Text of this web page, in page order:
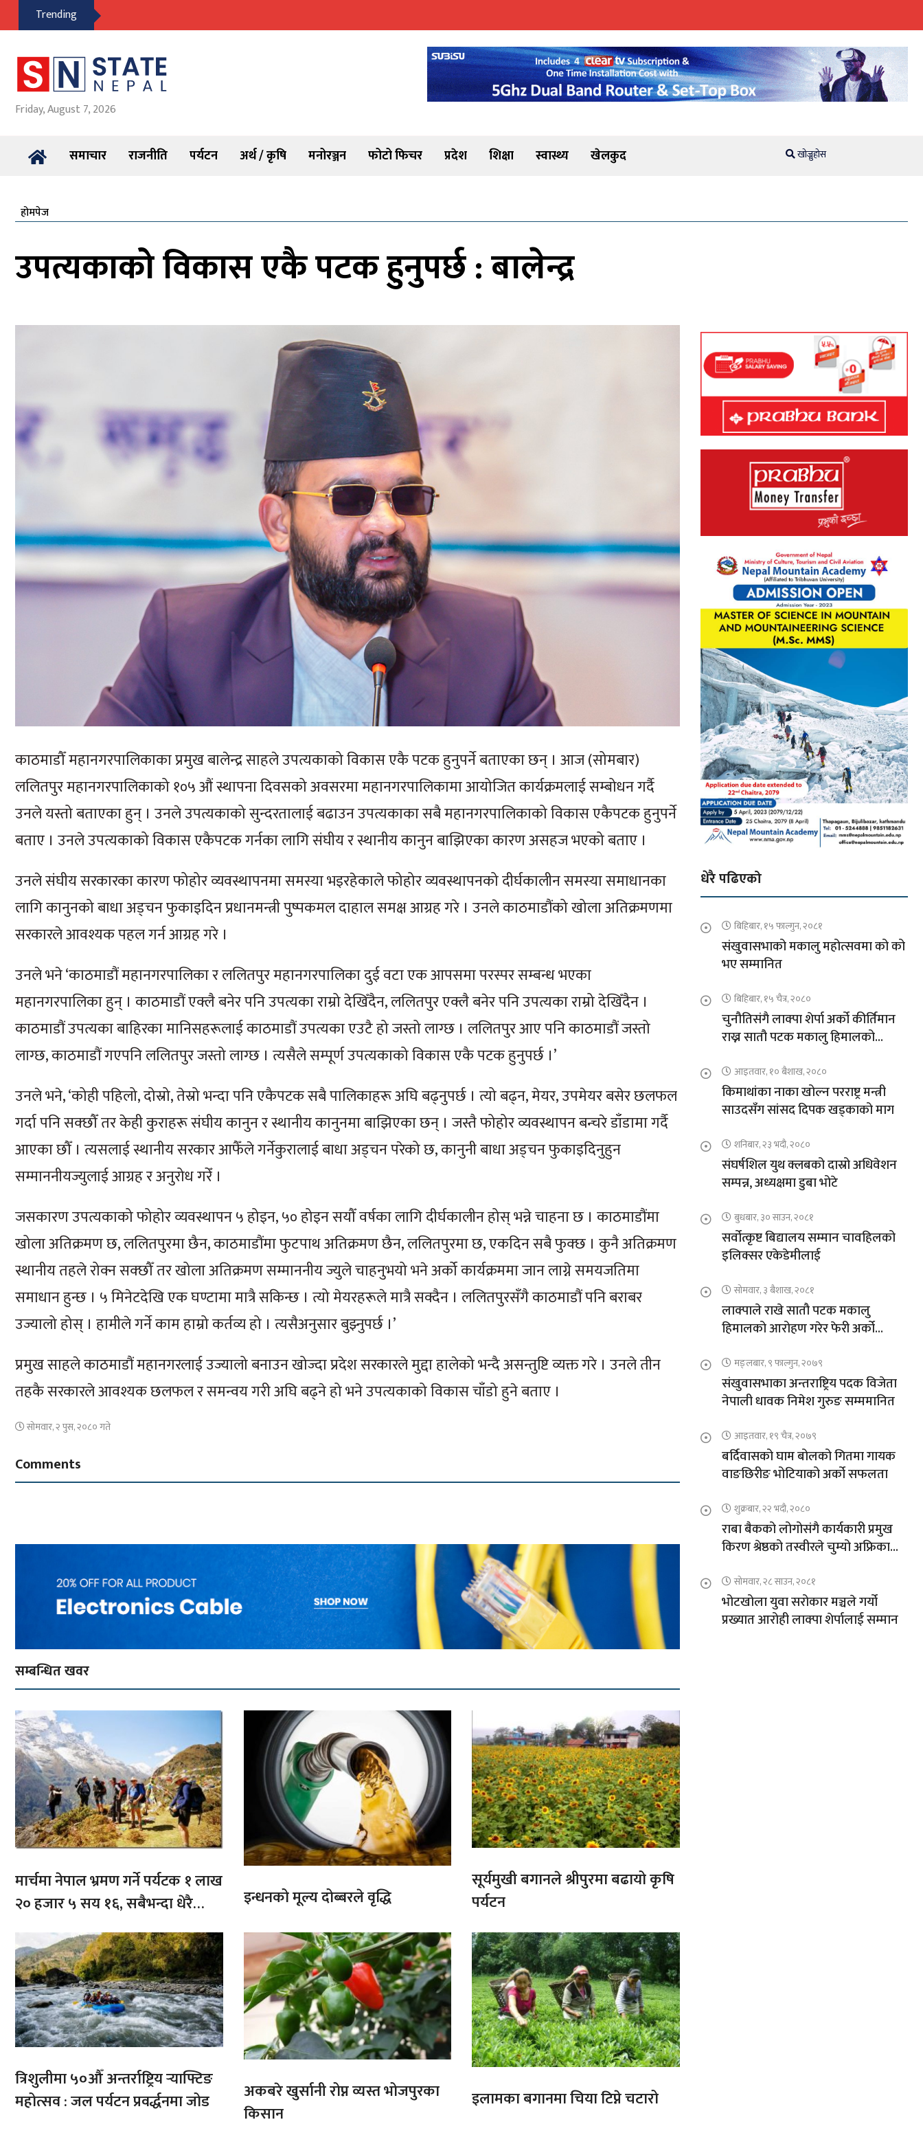
Trending
Friday, August 7, 2026
समाचार राजनीति पर्यटन अर्थ / कृषि मनोरञ्जन फोटो फिचर प्रदेश शिक्षा स्वास्थ्य खेलकुद खोज्नुहोस
होमपेज
उपत्यकाको विकास एकै पटक हुनुपर्छ : बालेन्द्र
काठमाडौँ महानगरपालिकाका प्रमुख बालेन्द्र साहले उपत्यकाको विकास एकै पटक हुनुपर्ने बताएका छन् । आज (सोमबार)
ललितपुर महानगरपालिकाको १०५ औं स्थापना दिवसको अवसरमा महानगरपालिकामा आयोजित कार्यक्रमलाई सम्बोधन गर्दै
उनले यस्तो बताएका हुन् । उनले उपत्यकाको सुन्दरतालाई बढाउन उपत्यकाका सबै महानगरपालिकाको विकास एकैपटक हुनुपर्ने
बताए । उनले उपत्यकाको विकास एकैपटक गर्नका लागि संघीय र स्थानीय कानुन बाझिएका कारण असहज भएको बताए ।
उनले संघीय सरकारका कारण फोहोर व्यवस्थापनमा समस्या भइरहेकाले फोहोर व्यवस्थापनको दीर्घकालीन समस्या समाधानका
लागि कानुनको बाधा अड्चन फुकाइदिन प्रधानमन्त्री पुष्पकमल दाहाल समक्ष आग्रह गरे । उनले काठमाडौंको खोला अतिक्रमणमा
सरकारले आवश्यक पहल गर्न आग्रह गरे ।
उनले भने ‘काठमाडौं महानगरपालिका र ललितपुर महानगरपालिका दुई वटा एक आपसमा परस्पर सम्बन्ध भएका
महानगरपालिका हुन् । काठमाडौं एक्लै बनेर पनि उपत्यका राम्रो देखिँदैन, ललितपुर एक्लै बनेर पनि उपत्यका राम्रो देखिँदैन ।
काठमाडौं उपत्यका बाहिरका मानिसहरूलाई काठमाडौं उपत्यका एउटै हो जस्तो लाग्छ । ललितपुर आए पनि काठमाडौं जस्तो
लाग्छ, काठमाडौं गएपनि ललितपुर जस्तो लाग्छ । त्यसैले सम्पूर्ण उपत्यकाको विकास एकै पटक हुनुपर्छ ।’
उनले भने, ‘कोही पहिलो, दोस्रो, तेस्रो भन्दा पनि एकैपटक सबै पालिकाहरू अघि बढ्नुपर्छ । त्यो बढ्न, मेयर, उपमेयर बसेर छलफल
गर्दा पनि सक्छौँ तर केही कुराहरू संघीय कानुन र स्थानीय कानुनमा बाझिएका छन् । जस्तै फोहोर व्यवस्थापन बन्चरे डाँडामा गर्दै
आएका छौँ । त्यसलाई स्थानीय सरकार आफैँले गर्नेकुरालाई बाधा अड्चन परेको छ, कानुनी बाधा अड्चन फुकाइदिनुहुन
सम्माननीयज्युलाई आग्रह र अनुरोध गरेँ ।
जसकारण उपत्यकाको फोहोर व्यवस्थापन ५ होइन, ५० होइन सयौँ वर्षका लागि दीर्घकालीन होस् भन्ने चाहना छ । काठमाडौंमा
खोला अतिक्रमण छ, ललितपुरमा छैन, काठमाडौंमा फुटपाथ अतिक्रमण छैन, ललितपुरमा छ, एकदिन सबै फुक्छ । कुनै अतिक्रमण
स्थानीय तहले रोक्न सक्छौँ तर खोला अतिक्रमण सम्माननीय ज्युले चाहनुभयो भने अर्को कार्यक्रममा जान लाग्ने समयजतिमा
समाधान हुन्छ । ५ मिनेटदेखि एक घण्टामा मात्रै सकिन्छ । त्यो मेयरहरूले मात्रै सक्दैन । ललितपुरसँगै काठमाडौं पनि बराबर
उज्यालो होस् । हामीले गर्ने काम हाम्रो कर्तव्य हो । त्यसैअनुसार बुझ्नुपर्छ ।’
प्रमुख साहले काठमाडौं महानगरलाई उज्यालो बनाउन खोज्दा प्रदेश सरकारले मुद्दा हालेको भन्दै असन्तुष्टि व्यक्त गरे । उनले तीन
तहकै सरकारले आवश्यक छलफल र समन्वय गरी अघि बढ्ने हो भने उपत्यकाको विकास चाँडो हुने बताए ।
सोमवार, २ पुस, २०८० गते
Comments
सम्बन्धित खवर
मार्चमा नेपाल भ्रमण गर्ने पर्यटक १ लाख
२० हजार ५ सय १६, सबैभन्दा धेरै
भारतबाट
इन्धनको मूल्य दोब्बरले वृद्धि
सूर्यमुखी बगानले श्रीपुरमा बढायो कृषि
पर्यटन
त्रिशुलीमा ५०औँ अन्तर्राष्ट्रिय र्‍याफ्टिङ
महोत्सव : जल पर्यटन प्रवर्द्धनमा जोड
अकबरे खुर्सानी रोप्न व्यस्त भोजपुरका
किसान
इलामका बगानमा चिया टिप्ने चटारो
धेरै पढिएको
बिहिबार, १५ फाल्गुन, २०८१
संखुवासभाको मकालु महोत्सवमा को को
भए सम्मानित
बिहिबार, १५ चैत्र, २०८०
चुनौतिसंगै लाक्पा शेर्पा अर्को कीर्तिमान
राख्न सातौ पटक मकालु हिमालको
आइतवार, १० बैशाख, २०८०
किमाथांका नाका खोल्न परराष्ट्र मन्त्री
साउदसँग सांसद दिपक खड्काको माग
शनिबार, २३ भदौ, २०८०
संघर्षशिल युथ क्लबको दास्रो अधिवेशन
सम्पन्न, अध्यक्षमा डुबा भोटे
बुधबार, ३० साउन, २०८१
सर्वोत्कृष्ट बिद्यालय सम्मान चावहिलको
इलिक्सर एकेडेमीलाई
सोमवार, ३ बैशाख, २०८१
लाक्पाले राखे सातौ पटक मकालु
हिमालको आरोहण गरेर फेरी अर्को
मङ्लबार, ९ फाल्गुन, २०७९
संखुवासभाका अन्तराष्ट्रिय पदक विजेता
नेपाली धावक निमेश गुरुङ सम्ममानित
आइतवार, १९ चैत्र, २०७९
बर्दिवासको घाम बोलको गितमा गायक
वाङछिरीङ भोटियाको अर्को सफलता
शुक्रबार, २२ भदौ, २०८०
राबा बैकको लोगोसंगै कार्यकारी प्रमुख
किरण श्रेष्ठको तस्वीरले चुम्यो अफ्रिकाको
सोमवार, २८ साउन, २०८१
भोटखोला युवा सरोकार मञ्चले गर्यो
प्रख्यात आरोही लाक्पा शेर्पालाई सम्मान